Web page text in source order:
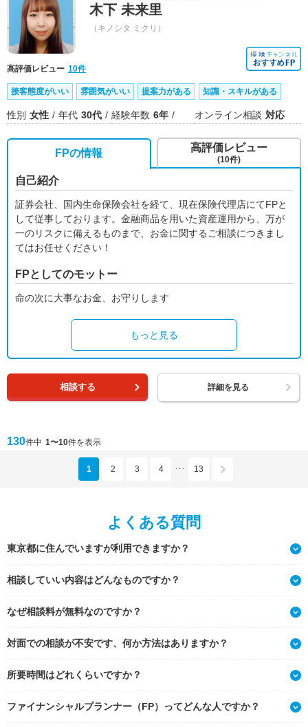
木下 未来里
（キノシタ ミクリ）
高評価レビュー 10件
接客態度がいい 雰囲気がいい 提案力がある 知識・スキルがある
性別 女性 年代 30代 経験年数 6年 オンライン相談 対応
FPの情報
自己紹介
証券会社、国内生命保険会社を経て、現在保険代理店にてFPと
して従事しております。金融商品を用いた資産運用から、万が
一のリスクに備えるものまで、お金に関するご相談につきまし
てはお任せください！
FPとしてのモットー
命の次に大事なお金、お守りします
もっと見る
高評価レビュー
(10件)
相談する 詳細を見る
130件中 1〜10件を表示
1 2 3 4 ･･･ 13
よくある質問
東京都に住んでいますが利用できますか？
相談していい内容はどんなものですか？
なぜ相談料が無料なのですか？
対面での相談が不安です、何か方法はありますか？
所要時間はどれくらいですか？
ファイナンシャルプランナー（FP）ってどんな人ですか？